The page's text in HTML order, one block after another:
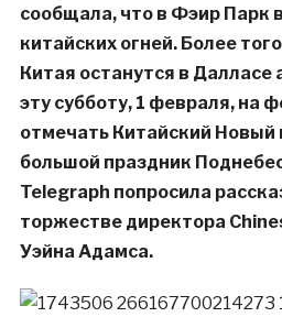
сообщала, что в Фэир Парк
китайских огней. Более
Китая останутся в
эту субботу, 1 февраля, на
отмечать Китайский Новый
большой праздник
Telegraph попросила
торжестве директора
Уэйна Адамса.